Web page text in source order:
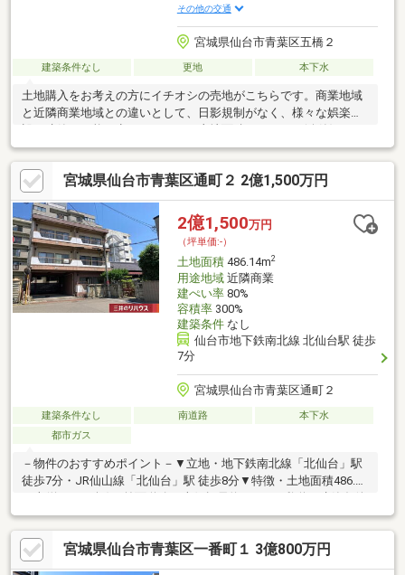
その他の交通
宮城県仙台市青葉区五橋２
建築条件なし 更地 本下水
土地購入をお考えの方にイチオシの売地がこちらです。商業地域
と近隣商業地域との違いとして、日影規制がなく、様々な娯楽施
設の建築が可能な点があります。土地面積は143.97㎡(公簿)で
す。利便性の高い周辺環境も整っており、事業用地としての立地
条件も兼ね備えています。前面道路6m以上は確保しているので車
の出し入れもラクラクです。1億500万円も納得の好条件がそろっ
た土地はこちらです。建築条件なしなので、建築についてじっく
り考えられるというメリットがあります。
宮城県仙台市青葉区通町２ 2億1,500万円
2億1,500万円
（坪単価:-）
土地面積486.14m2
用途地域近隣商業
建ぺい率80%
容積率300%
建築条件なし
仙台市地下鉄南北線 北仙台駅 徒歩
7分
宮城県仙台市青葉区通町２
建築条件なし 南道路
本下水
都市ガス
－物件のおすすめポイント－▼立地・地下鉄南北線「北仙台」駅
徒歩7分・JR仙山線「北仙台」駅 徒歩8分▼特徴・土地面積486.14
平米(約147.05坪)・前面道路は南側幅員約10.5mの私道・建築条件
付宅地販売ではありません・ご希望のハウスメーカー・工務店で
建築可能▼周辺環境・ファミリーマート仙台堤通店 徒歩2分(約
160m)※【配管状況】・上水 前面道路公管 敷地内引込管2本有(メ
ーター13mm)・都市ガス・下水 前面道路配管有 敷地内引込2本有
宮城県仙台市青葉区一番町１ 3億800万円